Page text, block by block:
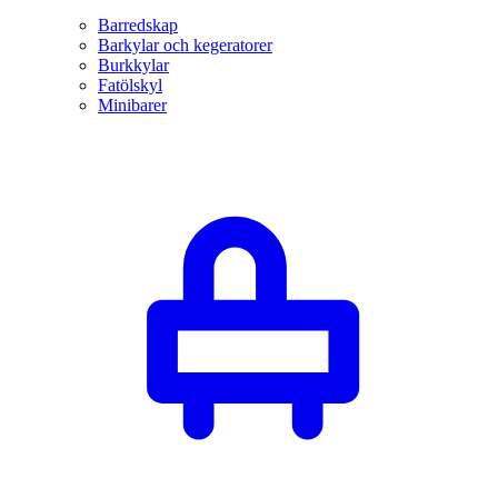
Barredskap
Barkylar och kegeratorer
Burkkylar
Fatölskyl
Minibarer